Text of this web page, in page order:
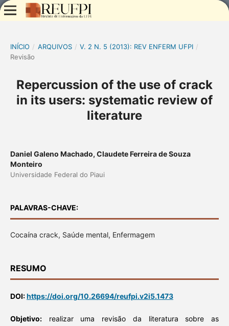
INÍCIO / ARQUIVOS / V. 2 N. 5 (2013): REV ENFERM UFPI /
Revisão
Repercussion of the use of crack
in its users: systematic review of
literature
Daniel Galeno Machado, Claudete Ferreira de Souza
Monteiro
Universidade Federal do Piaui
PALAVRAS-CHAVE:
Cocaína crack, Saúde mental, Enfermagem
RESUMO
DOI:https://doi.org/10.26694/reufpi.v2i5.1473
Objetivo:realizar uma revisão da literatura sobre as